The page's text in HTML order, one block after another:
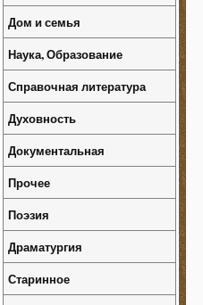
Дом и семья
Наука, Образование
Справочная литература
Духовность
Документальная
Прочее
Поэзия
Драматургия
Старинное